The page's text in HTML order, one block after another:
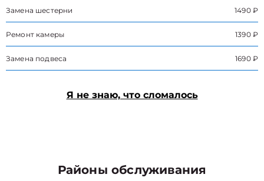
Замена шестерни 1490 ₽
Ремонт камеры 1390 ₽
Замена подвеса 1690 ₽
Я не знаю, что сломалось
Районы обслуживания